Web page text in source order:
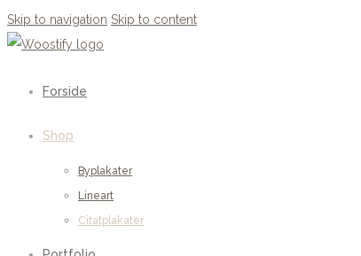
Skip to navigation Skip to content
Forside
Shop
Byplakater
Lineart
Citatplakater